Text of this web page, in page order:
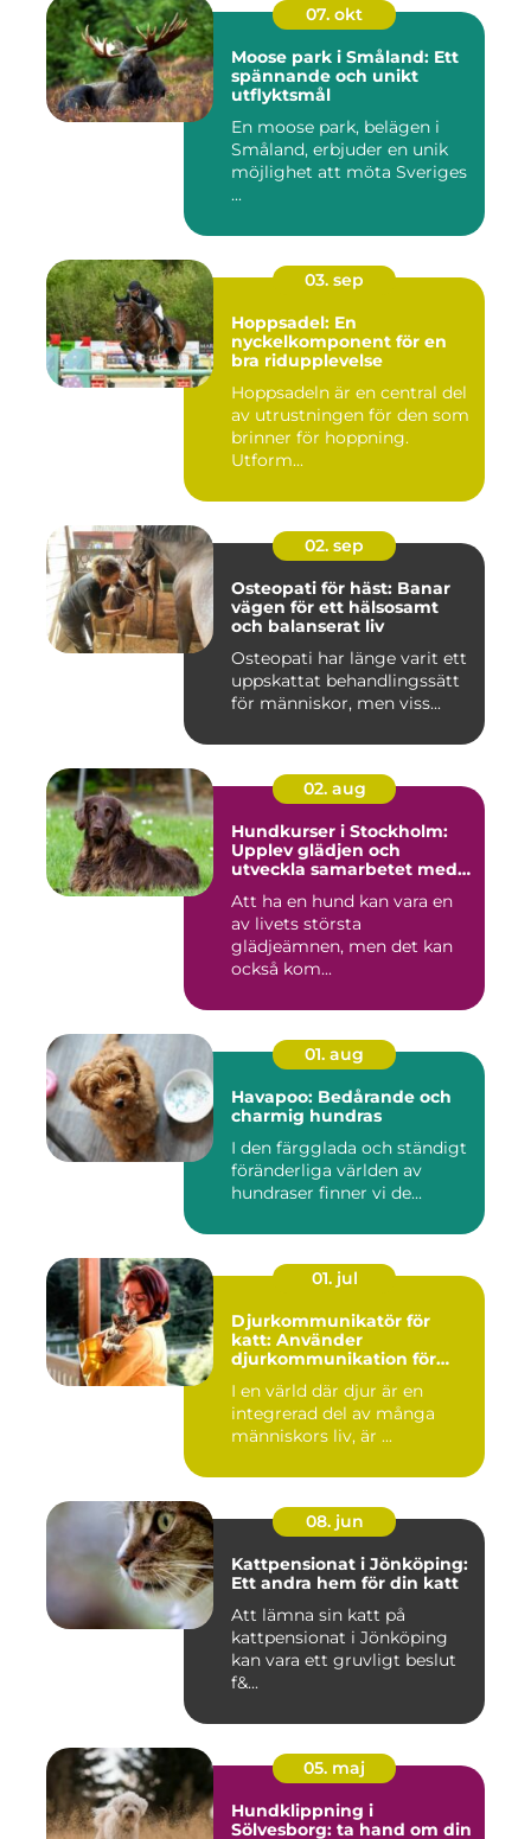
07. okt
Moose park i Småland: Ett
spännande och unikt
utflyktsmål
En moose park, belägen i
Småland, erbjuder en unik
möjlighet att möta Sveriges
...
03. sep
Hoppsadel: En
nyckelkomponent för en
bra ridupplevelse
Hoppsadeln är en central del
av utrustningen för den som
brinner för hoppning.
Utform...
02. sep
Osteopati för häst: Banar
vägen för ett hälsosamt
och balanserat liv
Osteopati har länge varit ett
uppskattat behandlingssätt
för människor, men viss...
02. aug
Hundkurser i Stockholm:
Upplev glädjen och
utveckla samarbetet med
Att ha en hund kan vara en
av livets största
glädjeämnen, men det kan
också kom...
01. aug
Havapoo: Bedårande och
charmig hundras
I den färgglada och ständigt
föränderliga världen av
hundraser finner vi de...
01. jul
Djurkommunikatör för
katt: Använder
djurkommunikation för
I en värld där djur är en
integrerad del av många
människors liv, är ...
08. jun
Kattpensionat i Jönköping:
Ett andra hem för din katt
Att lämna sin katt på
kattpensionat i Jönköping
kan vara ett gruvligt beslut
f&...
05. maj
Hundklippning i
Sölvesborg: ta hand om din